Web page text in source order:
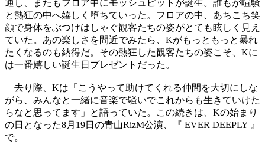
通し、またもフロア中にモッシュピットが誕生。誰もが喧騒
と熱狂の中へ嬉しく堕ちていった。フロアの中、あちこち笑
顔で身体をぶつけはしゃぐ観客たちの姿がとても眩しく見え
ていた。あの楽しさを間近でみたら、 Kがもっともっと暴れ
たくなるのも納得だ。その熱狂した観客たちの姿こそ、 Kに
は一番嬉しい誕生日プレゼントだった。
去り際、 Kは「こうやって助けてくれる仲間を大切にしな
がら、みんなと一緒に音楽で騒いでこれからも生きていけた
らなと思ってます」と語っていた。この続きは、 Kの始まり
の日となった8月 19日の青山RizM公演、『 EVER DEEPLY 』
で。